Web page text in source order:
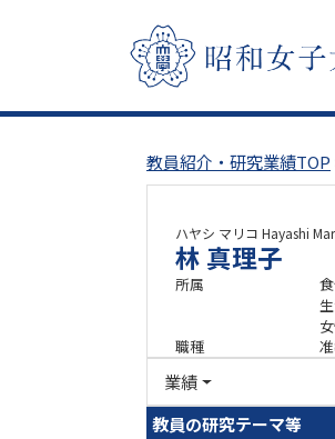
教員紹介・研究業績TOP
ハヤシ マリコ Hayashi
林 真理子
所属
職種
業績
教員の研究テーマ等